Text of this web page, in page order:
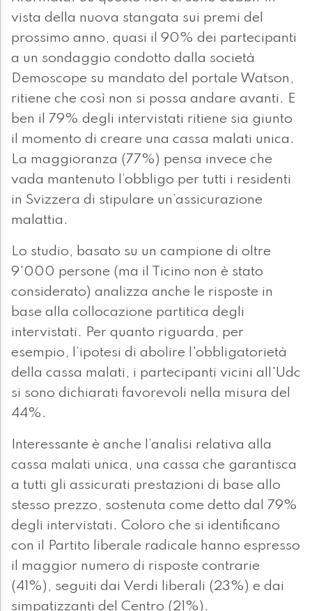
vista della nuova stangata sui premi del
prossimo anno, quasi il 90% dei partecipanti
a un sondaggio condotto dalla società
Demoscope su mandato del portale Watson,
ritiene che così non si possa andare avanti. E
ben il 79% degli intervistati ritiene sia giunto
il momento di creare una cassa malati unica.
La maggioranza (77%) pensa invece che
vada mantenuto l’obbligo per tutti i residenti
in Svizzera di stipulare un’assicurazione
malattia.
Lo studio, basato su un campione di oltre
9'000 persone (ma il Ticino non è stato
considerato) analizza anche le risposte in
base alla collocazione partitica degli
intervistati. Per quanto riguarda, per
esempio, l’ipotesi di abolire l'obbligatorietà
della cassa malati, i partecipanti vicini all'Udc
si sono dichiarati favorevoli nella misura del
44%.
Interessante è anche l’analisi relativa alla
cassa malati unica, una cassa che garantisca
a tutti gli assicurati prestazioni di base allo
stesso prezzo, sostenuta come detto dal 79%
degli intervistati. Coloro che si identificano
con il Partito liberale radicale hanno espresso
il maggior numero di risposte contrarie
(41%), seguiti dai Verdi liberali (23%) e dai
simpatizzanti del Centro (21%).